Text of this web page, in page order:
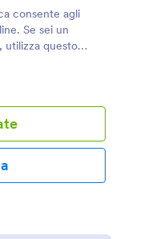
consente agli
Se sei un
utilizza questo
per
degli